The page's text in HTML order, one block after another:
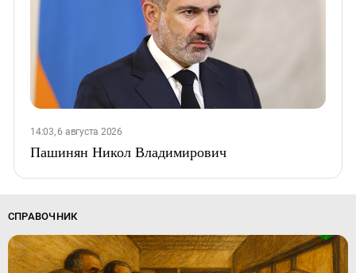
14:03, 6 августа 2026
Пашинян Никол Владимирович
СПРАВОЧНИК